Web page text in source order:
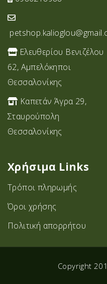
Ελευθερίου Βενιζέλου
62, Αμπελόκηποι
Θεσσαλονίκης
Καπετάν Άγρα 29,
Σταυρoύπολη
Θεσσαλονίκης
Χρήσιμα Links
Τρόποι πληρωμής
Όροι χρήσης
Πολιτική απορρήτου
Copyright